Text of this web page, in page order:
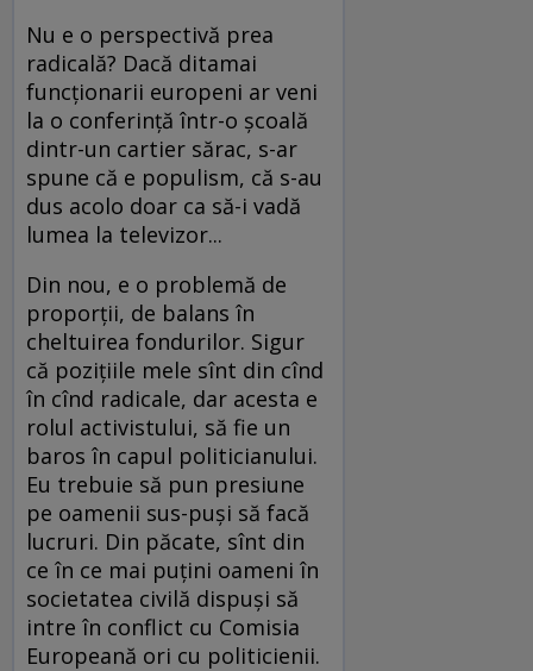
Nu e o perspectivă prea
radicală? Dacă ditamai
funcţionarii europeni ar veni
la o conferinţă într-o şcoală
dintr-un cartier sărac, s-ar
spune că e populism, că s-au
dus acolo doar ca să-i vadă
lumea la televizor...
Din nou, e o problemă de
proporţii, de balans în
cheltuirea fondurilor. Sigur
că poziţiile mele sînt din cînd
în cînd radicale, dar acesta e
rolul activistului, să fie un
baros în capul politicianului.
Eu trebuie să pun presiune
pe oamenii sus-puşi să facă
lucruri. Din păcate, sînt din
ce în ce mai puţini oameni în
societatea civilă dispuşi să
intre în conflict cu Comisia
Europeană ori cu politicienii.